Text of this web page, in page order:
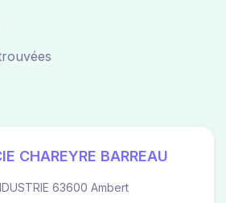
CHAREYRE BARREAU
63600 Ambert